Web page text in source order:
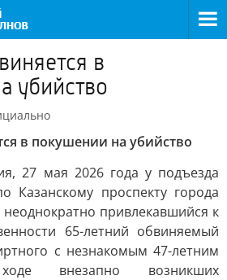
в
убийство
в покушении на убийство
27 мая 2026 года у подъезда
Казанскому проспекту города
привлекавшийся к
65-летний обвиняемый
с незнакомым 47-летним
внезапно возникших